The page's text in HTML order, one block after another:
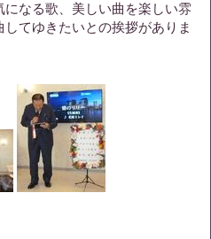
なる歌、美しい曲を楽しい雰
てゆきたいとの挨拶がありま